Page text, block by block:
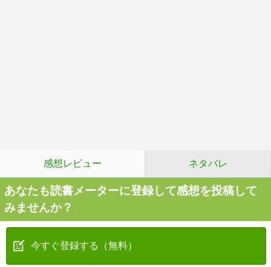
感想レビュー ネタバレ
あなたも読書メーターに登録して感想を投稿して
みませんか？
今すぐ登録する（無料）